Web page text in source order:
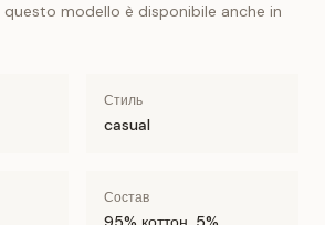
modello è disponibile anche in
Стиль
casual
Состав